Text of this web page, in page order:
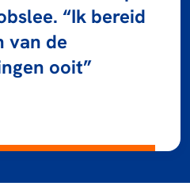
“Ik bereid
van de
ooit”